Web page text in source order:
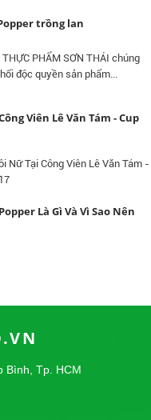
trồng lan
THỰC PHẨM SƠN THÁI chúng
độc quyền sản phẩm...
Viên Lê Văn Tám - Cup
Nữ Tại Công Viên Lê Văn Tám -
Là Gì Và Vì Sao Nên
trồng lan
Bình, Tp. HCM